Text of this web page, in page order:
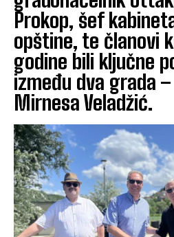
Prokop, šef
opštine, te članovi
godine bili ključne
između dva grada
Mirnesa Veladžić.